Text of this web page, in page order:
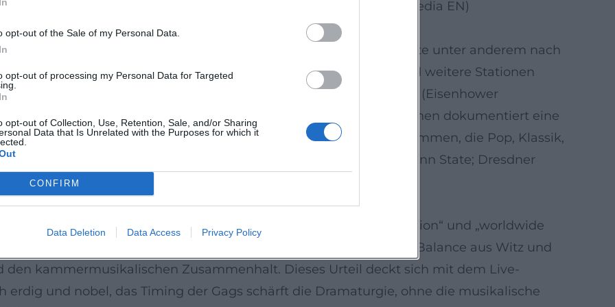
opt-out of the Sale of my Personal Data.
opt-out of processing my Personal Data for Targeted
opt-out of Collection, Use, Retention, Sale, and/or Sharing
Data that Is Unrelated with the Purposes for which it
CONFIRM
Data Deletion Data Access Privacy Policy
Arrangement- und Wahrnehmungskonstrukt ist. (Quellen: Wikipedia EN)
2024–2026
das Ensemble auf Tour: 2025 führte die 40th-Anniversary-Route unter anderem nach
die anhaltende Popularität in Nordamerika. Für 2026 sind weitere Stationen
(La Jolla Music Society) und an der Pennsylvania State University (Eisenhower
europäischen Festivals, wie in Dresden. Diese Dichte an Spielplänen dokumentiert eine
näher an neue Generationen von Musikfans bringt – mit Programmen, die Pop, Klassik,
mischen. (Quellen: Stadt Dortmund; La Jolla Music Society; Penn State; Dresdner
firmieren die „Ukes“ längst als „much-loved national institution“ und „worldwide
skill“ der Spielerinnen und Spieler hervor, die raffinierte Balance aus Witz und
den kammermusikalischen Zusammenhalt. Dieses Urteil deckt sich mit dem Live-
erdig und nobel, das Timing der Gags schärft die Dramaturgie, ohne die musikalische